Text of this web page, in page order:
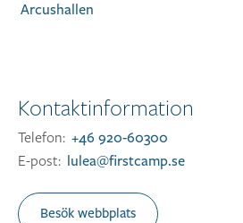
Arcushallen
Kontaktinformation
Telefon: +46 920-60300
E-post: lulea@firstcamp.se
Besök webbplats